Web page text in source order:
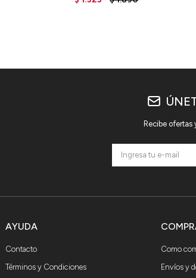
AYUDA
Contacto
Términos y Condiciones
Como
Envíos y
Recibe